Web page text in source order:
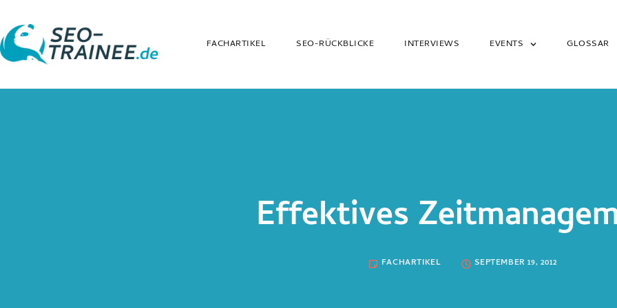
FACHARTIKEL SEO-RÜCKBLICKE INTERVIEWS EVENTS GLOSSAR
Effektives
FACHARTIKEL SEPTEMBER 19, 2012